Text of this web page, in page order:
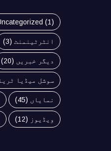
(1)
انٹرٹینمنٹ (3)
دیگر خبریں (20)
سوشل میڈیا
نمایاں (45)
ویڈیوز (12)